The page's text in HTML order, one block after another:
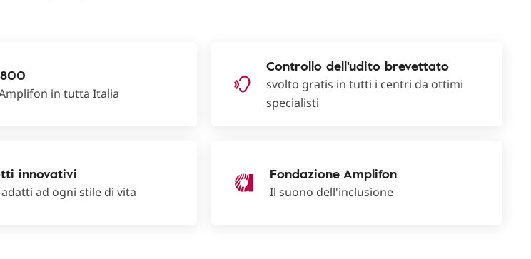
in tutta Italia
Controllo dell'udito brevettato
svolto gratis in tutti i centri da ottimi
specialisti
innovativi
ad ogni stile di vita
Fondazione Amplifon
Il suono dell'inclusione